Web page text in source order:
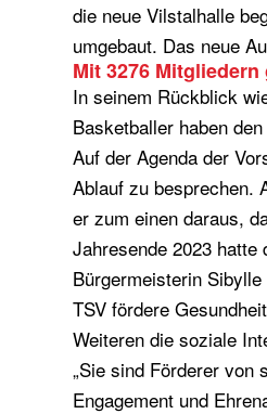
die neue Vilstalhalle
umgebaut. Das neue
Mit 3276
In seinem Rückblick
Basketballer haben
Auf der Agenda der
Ablauf zu besprechen.
er zum einen daraus,
Jahresende 2023 hatte
Bürgermeisterin
TSV fördere
Weiteren die soziale
„Sie sind Förderer von
Engagement und